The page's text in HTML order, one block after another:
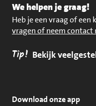
We helpen je graag!
Heb je een vraag of een
vragen of neem contact
Tip! Bekijk
Download onze app